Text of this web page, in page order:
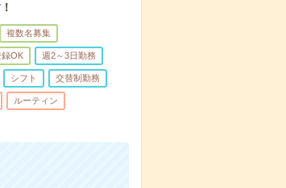
複数名募集
録OK 週2～3日勤務
シフト 交替制勤務
ルーティン